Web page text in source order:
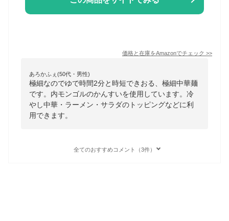
価格と在庫をAmazonでチェック >>
あろかふぇ(50代・男性)
極細なのでゆで時間2分と時短できおる、極細中華麺
です。内モンゴルのかんすいを使用しています。冷
やし中華・ラーメン・サラダのトッピングなどに利
用できます。
全てのおすすめコメント（3件）